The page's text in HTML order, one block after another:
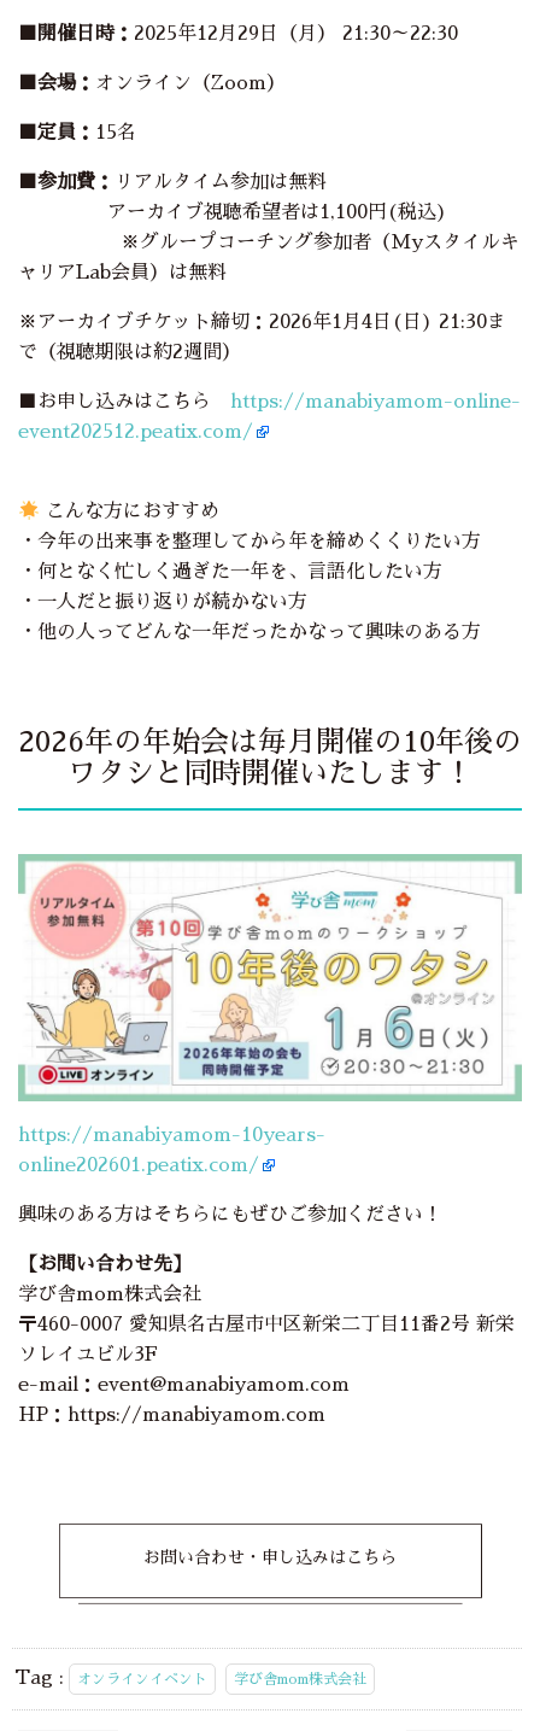
■開催日時： 2025年12月29日（月） 21:30～22:30
■会場： オンライン（Zoom）
■定員： 15名
■参加費：
リアルタイム参加は無料
アーカイブ視聴希望者は1,100円(税込)
※グループコーチング参加者（Myスタイルキ
ャリアLab会員）は無料
※アーカイブチケット締切：2026年1月4日(日) 21:30ま
で（視聴期限は約2週間）
■お申し込みはこちら https://manabiyamom-online-
event202512.peatix.com/
こんな方におすすめ
・今年の出来事を整理してから年を締めくくりたい方
・何となく忙しく過ぎた一年を、言語化したい方
・一人だと振り返りが続かない方
・他の人ってどんな一年だったかなって興味のある方
2026年の年始会は毎月開催の10年後の
ワタシと同時開催いたします！
https://manabiyamom-10years-
online202601.peatix.com/
興味のある方はそちらにもぜひご参加ください！
【お問い合わせ先】
学び舎mom株式会社
〒460-0007 愛知県名古屋市中区新栄二丁目11番2号 新栄
ソレイユビル3F
e-mail：event@manabiyamom.com
HP：https://manabiyamom.com
お問い合わせ・申し込みはこちら
Tag : オンラインイベント 学び舎mom株式会社